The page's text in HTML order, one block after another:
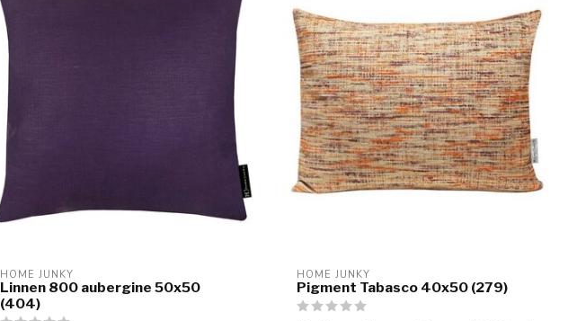
HOME JUNKY
Linnen 800 aubergine 50x50
(404)
HOME JUNKY
Pigment Tabasco 40x50 (279)